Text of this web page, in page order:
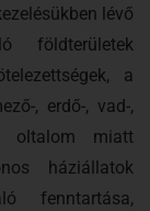
lévő
földterületek
a
, erdő-, vad-,
oltalom miatt
háziállatok
fenntartása,